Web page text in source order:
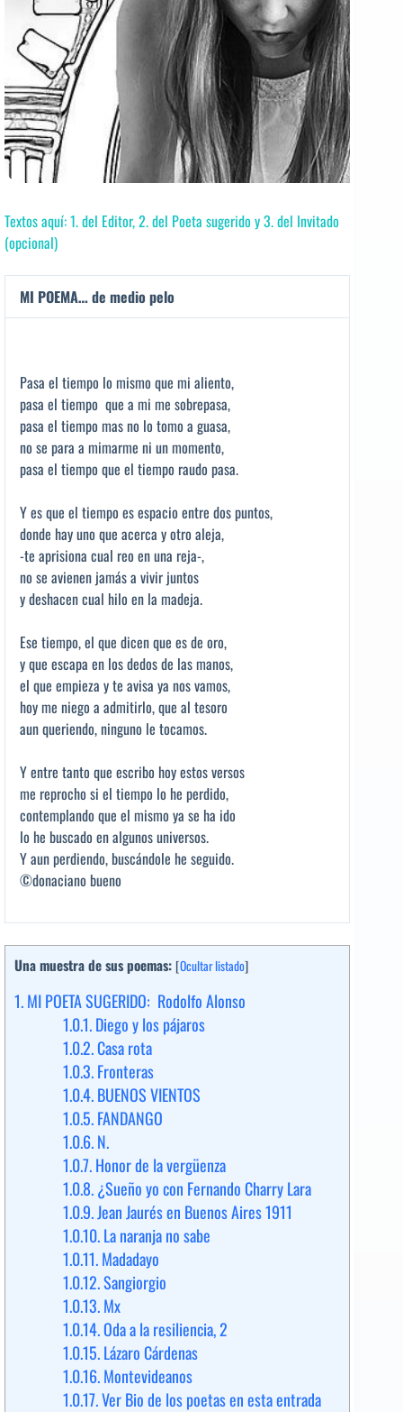
Textos aquí: 1. del Editor, 2. del Poeta sugerido y 3. del Invitado
(opcional)
MI POEMA… de medio pelo
Pasa el tiempo lo mismo que mi aliento,
pasa el tiempo que a mi me sobrepasa,
pasa el tiempo mas no lo tomo a guasa,
no se para a mimarme ni un momento,
pasa el tiempo que el tiempo raudo pasa.
Y es que el tiempo es espacio entre dos puntos,
donde hay uno que acerca y otro aleja,
-te aprisiona cual reo en una reja-,
no se avienen jamás a vivir juntos
y deshacen cual hilo en la madeja.
Ese tiempo, el que dicen que es de oro,
y que escapa en los dedos de las manos,
el que empieza y te avisa ya nos vamos,
hoy me niego a admitirlo, que al tesoro
aun queriendo, ninguno le tocamos.
Y entre tanto que escribo hoy estos versos
me reprocho si el tiempo lo he perdido,
contemplando que el mismo ya se ha ido
lo he buscado en algunos universos.
Y aun perdiendo, buscándole he seguido.
©donaciano bueno
Una muestra de sus poemas: [Ocultar listado]
1.MI POETA SUGERIDO: Rodolfo Alonso
1.0.1.Diego y los pájaros
1.0.2.Casa rota
1.0.3.Fronteras
1.0.4.BUENOS VIENTOS
1.0.5.FANDANGO
1.0.6.N.
1.0.7.Honor de la vergüenza
1.0.8.¿Sueño yo con Fernando Charry Lara
1.0.9.Jean Jaurés en Buenos Aires 1911
1.0.10.La naranja no sabe
1.0.11.Madadayo
1.0.12.Sangiorgio
1.0.13.Mx
1.0.14.Oda a la resiliencia, 2
1.0.15.Lázaro Cárdenas
1.0.16.Montevideanos
1.0.17.Ver Bio de los poetas en esta entrada